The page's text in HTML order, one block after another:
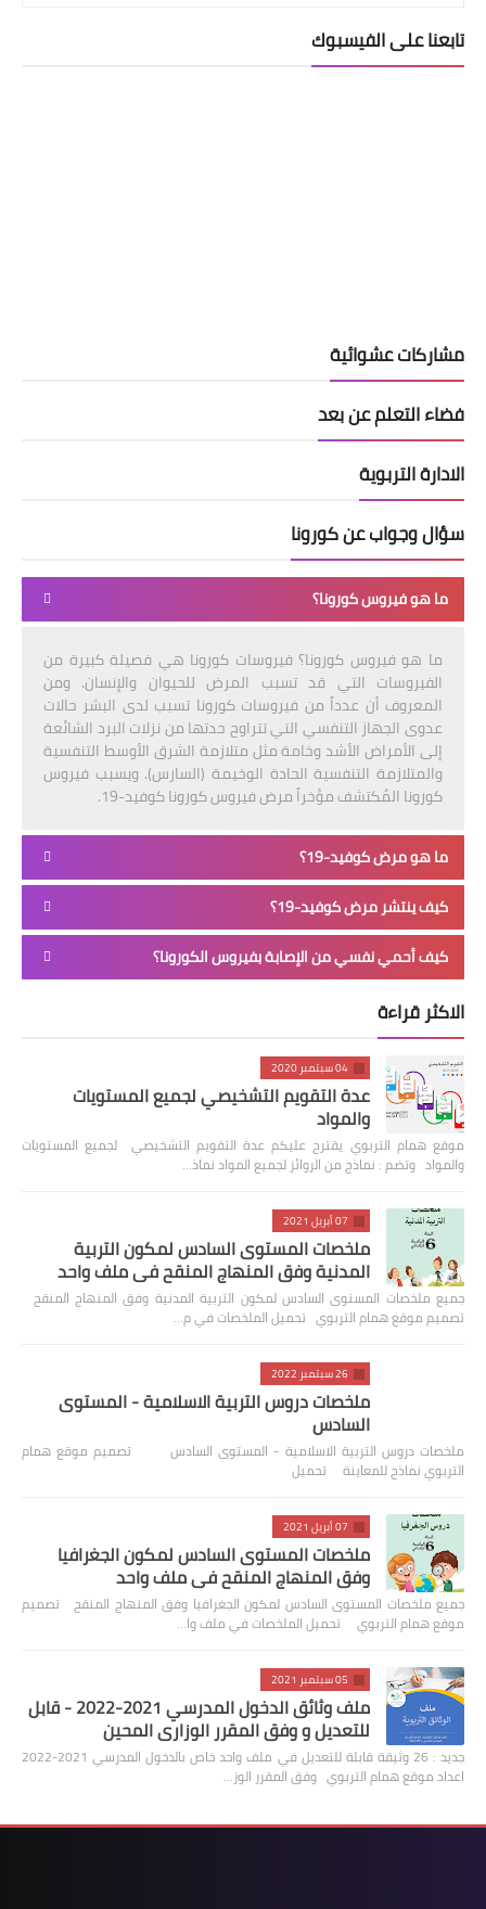
تابعنا على الفيسبوك
مشاركات عشوائية
فضاء التعلم عن بعد
الادارة التربوية
سؤال وجواب عن كورونا
ما هو فيروس كورونا؟
ما هو فيروس كورونا؟ فيروسات كورونا هي فصيلة كبيرة من
الفيروسات التي قد تسبب المرض للحيوان والإنسان. ومن
المعروف أن عدداً من فيروسات كورونا تسبب لدى البشر حالات
عدوى الجهاز التنفسي التي تتراوح حدتها من نزلات البرد الشائعة
إلى الأمراض الأشد وخامة مثل متلازمة الشرق الأوسط التنفسية
والمتلازمة التنفسية الحادة الوخيمة (السارس). ويسبب فيروس
كورونا المُكتشف مؤخراً مرض فيروس كورونا كوفيد-19.
ما هو مرض كوفيد-19؟
كيف ينتشر مرض كوفيد-19؟
كيف أحمي نفسي من الإصابة بفيروس الكورونا؟
الاكثر قراءة
04 سبتمبر 2020
عدة التقويم التشخيصي لجميع المستويات
والمواد
موقع همام التربوي يقترح عليكم عدة التقويم التشخيصي لجميع المستويات
والمواد وتضم : نماذج من الروائز لجميع المواد نماذ…
07 أبريل 2021
ملخصات المستوى السادس لمكون التربية
المدنية وفق المنهاج المنقح في ملف واحد
جميع ملخصات المستوى السادس لمكون التربية المدنية وفق المنهاج المنقح
تصميم موقع همام التربوي تحميل الملخصات في م…
26 سبتمبر 2022
ملخصات دروس التربية الاسلامية - المستوى
السادس
ملخصات دروس التربية الاسلامية - المستوى السادس تصميم موقع همام
التربوي نماذج للمعاينة تحميل
07 أبريل 2021
ملخصات المستوى السادس لمكون الجغرافيا
وفق المنهاج المنقح في ملف واحد
جميع ملخصات المستوى السادس لمكون الجغرافيا وفق المنهاج المنقح تصميم
موقع همام التربوي تحميل الملخصات في ملف وا…
05 سبتمبر 2021
ملف وثائق الدخول المدرسي 2021-2022 - قابل
للتعديل و وفق المقرر الوزاري المحين
جديد : 26 وثيقة قابلة للتعديل في ملف واحد خاص بالدخول المدرسي 2021-2022
اعداد موقع همام التربوي وفق المقرر الوز…